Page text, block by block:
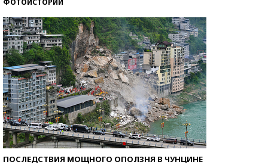
ПОСЛЕДСТВИЯ МОЩНОГО ОПОЛЗНЯ В ЧУНЦИНЕ